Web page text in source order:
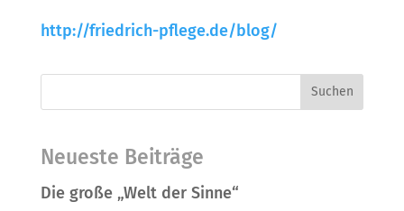
http://friedrich-pflege.de/blog/
Suchen
Neueste Beiträge
Die große „Welt der Sinne“